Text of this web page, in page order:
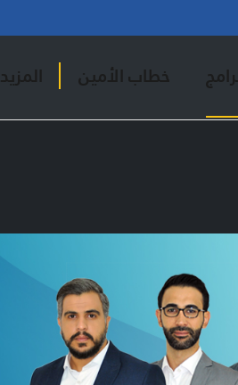
خطاب الأمين المزيد